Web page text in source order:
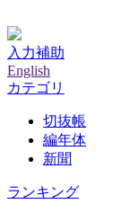
入力補助
English
カテゴリ
切抜帳
編年体
新聞
ランキング